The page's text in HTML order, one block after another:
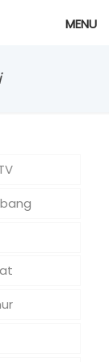
MENU